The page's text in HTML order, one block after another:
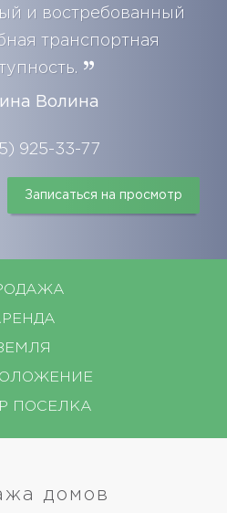
и востребованный
транспортная
Волина
925-33-77
Записаться на просмотр
ПОСЕЛКА
домов